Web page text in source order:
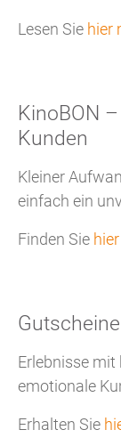
Lesen Sie hier
KinoBON
Kunden
Kleiner
einfach ein
Finden Sie
Erlebnisse
emotionale
Erhalten Sie